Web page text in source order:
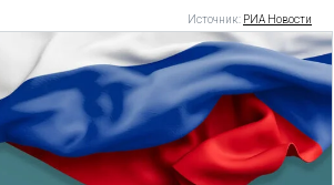
Источник: РИА Новости